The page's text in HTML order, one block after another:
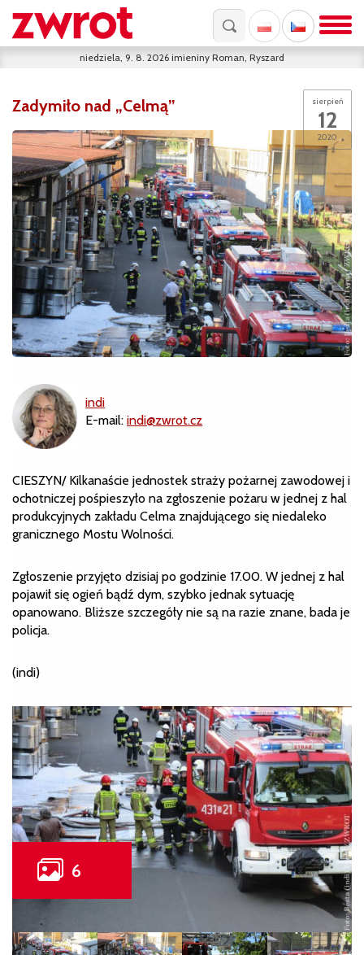
niedziela, 9. 8. 2026 imieniny Roman, Ryszard
sierpień
12
2020
Zadymiło nad „Celmą”
indi
E-mail: indi@zwrot.cz
CIESZYN/ Kilkanaście jednostek straży pożarnej zawodowej i
ochotniczej pośpieszyło na zgłoszenie pożaru w jednej z hal
produkcyjnych zakładu Celma znajdującego się niedaleko
granicznego Mostu Wolności.
Zgłoszenie przyjęto dzisiaj po godzinie 17.00. W jednej z hal
pojawił się ogień bądź dym, szybko jednak sytuację
opanowano. Bliższe szczegóły nie są na razie znane, bada je
policja.
(indi)